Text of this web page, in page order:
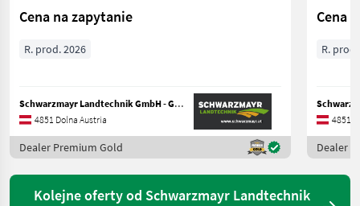
Cena na zapytanie
R. prod. 2026
Schwarzmayr Landtechnik GmbH - Gampern
4851 Dolna Austria
Dealer Premium Gold
Cena
R.
4851
Dealer
Kolejne oferty od Schwarzmayr Landtechnik